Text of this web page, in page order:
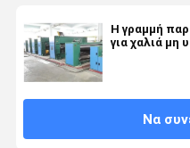
Η γραμμή
για χαλιά
Να